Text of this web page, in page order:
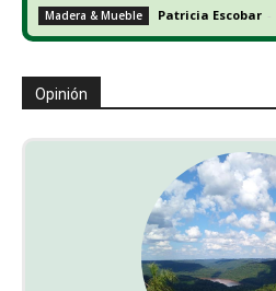
Madera & Mueble Patricia Escobar -
Opinión